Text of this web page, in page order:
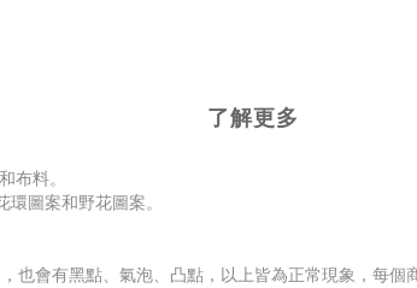
了解更多
布料。
圖案和野花圖案。
會有黑點、氣泡、凸點，以上皆為正常現象，每個